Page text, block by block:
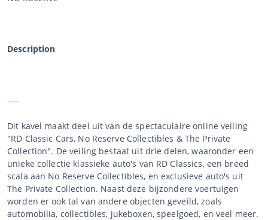
Description
----
Dit kavel maakt deel uit van de spectaculaire online veiling
"RD Classic Cars, No Reserve Collectibles & The Private
Collection". De veiling bestaat uit drie delen, waaronder een
unieke collectie klassieke auto's van RD Classics, een breed
scala aan No Reserve Collectibles, en exclusieve auto's uit
The Private Collection. Naast deze bijzondere voertuigen
worden er ook tal van andere objecten geveild, zoals
automobilia, collectibles, jukeboxen, speelgoed, en veel meer.